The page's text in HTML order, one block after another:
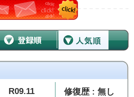
R09.11 修復歴 : 無し